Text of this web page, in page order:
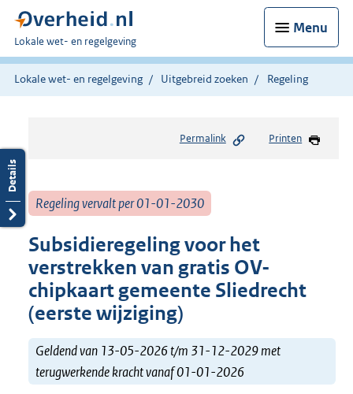
Menu
U
bent
hier:
Lokale wet- en regelgeving
Lokale wet- en regelgeving Uitgebreid zoeken Regeling
Permalink Printen
Regeling vervalt per 01-01-2030
Subsidieregeling voor het
verstrekken van gratis OV-
chipkaart gemeente Sliedrecht
(eerste wijziging)
Geldend van 13-05-2026 t/m 31-12-2029 met
terugwerkende kracht vanaf 01-01-2026